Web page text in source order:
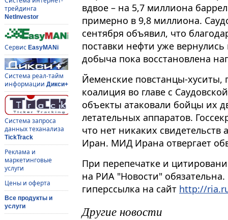
трейдинга
NetInvestor
Сервис EasyMANi
Система реал-тайм
информации Дикси+
Система запроса
данных теханализа
TickTrack
Реклама и
маркетинговые
услуги
Цены и оферта
Все продукты и
услуги
вдвое – на 5,7 миллиона
примерно в 9,8 миллиона.
сентября объявил, что
поставки нефти уже
добыча пока восстановлена
Йеменские повстанцы-хуситы,
коалиция во главе с
объекты атаковали бойцы их
летательных аппаратов.
что нет никаких
Иран. МИД Ирана отвергает
При перепечатке и
на РИА "Новости"
гиперссылка на сайт http://
Другие новости